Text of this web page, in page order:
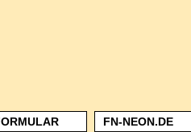
FN-NEON.DE